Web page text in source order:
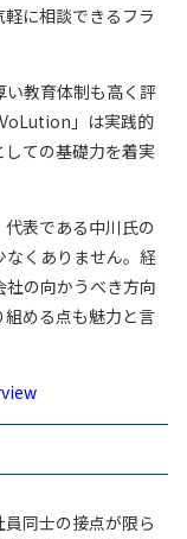
に相談できるフラ
い教育体制も高く評
」は実践的
ての基礎力を着実
表である中川氏の
くありません。経
の向かうべき方向
める点も魅力と言
同士の接点が限ら